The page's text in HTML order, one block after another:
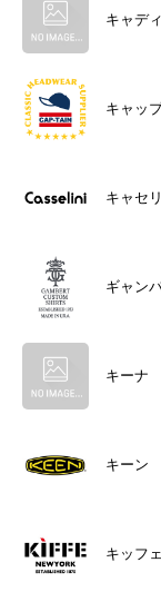
キャデ
キャッ
キャセ
ギャン
キーナ
キーン
キッフェ